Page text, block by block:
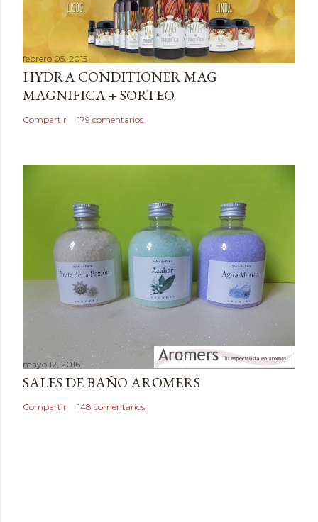
a
r
u
n
c
o
febrero 05, 2015
HYDRA CONDITIONER MAG
MAGNIFICA + SORTEO
Compartir 179 comentarios
mayo 12, 2016
SALES DE BAÑO AROMERS
Compartir 148 comentarios